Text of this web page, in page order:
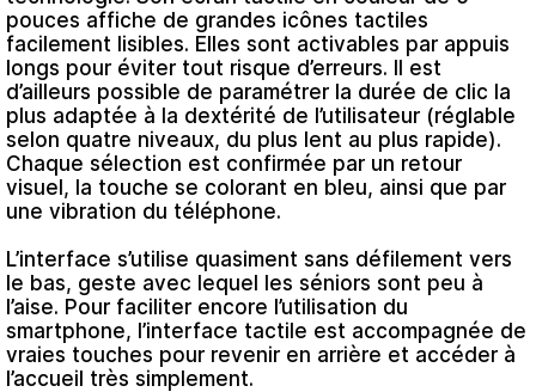
pouces affiche de grandes icônes tactiles
facilement lisibles. Elles sont activables par appuis
longs pour éviter tout risque d’erreurs. Il est
d’ailleurs possible de paramétrer la durée de clic la
plus adaptée à la dextérité de l’utilisateur (réglable
selon quatre niveaux, du plus lent au plus rapide).
Chaque sélection est confirmée par un retour
visuel, la touche se colorant en bleu, ainsi que par
une vibration du téléphone.
L’interface s’utilise quasiment sans défilement vers
le bas, geste avec lequel les séniors sont peu à
l’aise. Pour faciliter encore l’utilisation du
smartphone, l’interface tactile est accompagnée de
vraies touches pour revenir en arrière et accéder à
l’accueil très simplement.